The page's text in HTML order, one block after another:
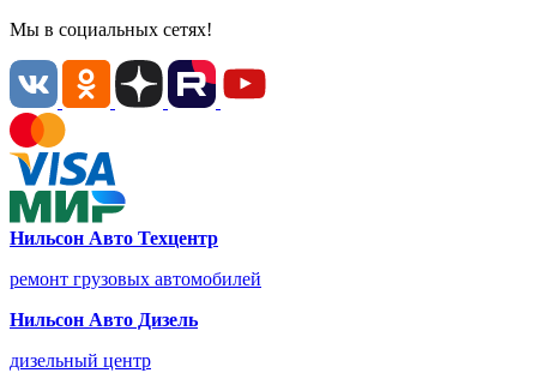
Мы в социальных сетях!
Нильсон Авто Техцентр
ремонт грузовых автомобилей
Нильсон Авто Дизель
дизельный центр